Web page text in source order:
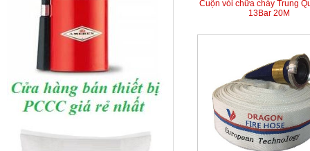
Cuộn vòi chữa cháy Trung
13Bar 20M